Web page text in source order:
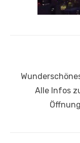
Vorheriger
Beitrag:Alle Infos